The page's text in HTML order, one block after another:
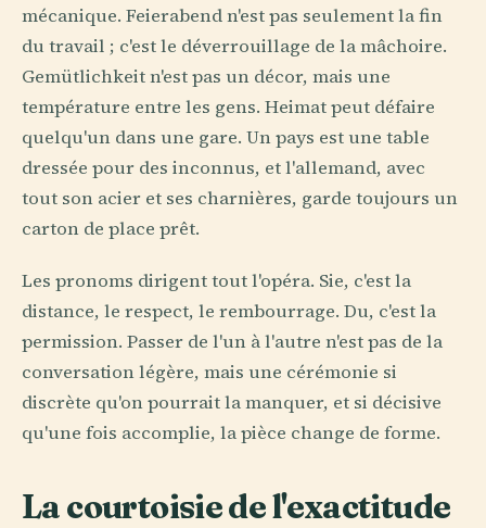
mécanique. Feierabend n'est pas seulement la fin
du travail ; c'est le déverrouillage de la mâchoire.
Gemütlichkeit n'est pas un décor, mais une
température entre les gens. Heimat peut défaire
quelqu'un dans une gare. Un pays est une table
dressée pour des inconnus, et l'allemand, avec
tout son acier et ses charnières, garde toujours un
carton de place prêt.
Les pronoms dirigent tout l'opéra. Sie, c'est la
distance, le respect, le rembourrage. Du, c'est la
permission. Passer de l'un à l'autre n'est pas de la
conversation légère, mais une cérémonie si
discrète qu'on pourrait la manquer, et si décisive
qu'une fois accomplie, la pièce change de forme.
La courtoisie de l'exactitude